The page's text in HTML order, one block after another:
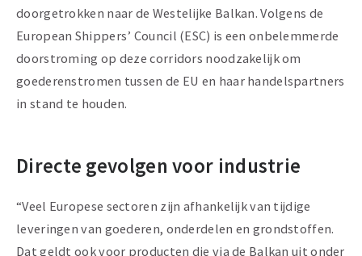
doorgetrokken naar de Westelijke Balkan. Volgens de
European Shippers’ Council (ESC) is een onbelemmerde
doorstroming op deze corridors noodzakelijk om
goederenstromen tussen de EU en haar handelspartners
in stand te houden.
Directe gevolgen voor industrie
“Veel Europese sectoren zijn afhankelijk van tijdige
leveringen van goederen, onderdelen en grondstoffen.
Dat geldt ook voor producten die via de Balkan uit onder